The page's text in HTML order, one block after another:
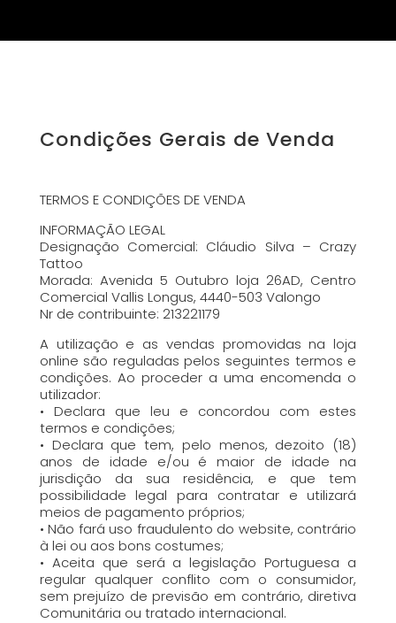
Condições Gerais de Venda
TERMOS E CONDIÇÕES DE VENDA
INFORMAÇÃO LEGAL
Designação Comercial: Cláudio Silva – Crazy
Tattoo
Morada: Avenida 5 Outubro loja 26AD, Centro
Comercial Vallis Longus, 4440-503 Valongo
Nr de contribuinte: 213221179
A utilização e as vendas promovidas na loja
online são reguladas pelos seguintes termos e
condições. Ao proceder a uma encomenda o
utilizador:
• Declara que leu e concordou com estes
termos e condições;
• Declara que tem, pelo menos, dezoito (18)
anos de idade e/ou é maior de idade na
jurisdição da sua residência, e que tem
possibilidade legal para contratar e utilizará
meios de pagamento próprios;
• Não fará uso fraudulento do website, contrário
à lei ou aos bons costumes;
• Aceita que será a legislação Portuguesa a
regular qualquer conflito com o consumidor,
sem prejuízo de previsão em contrário, diretiva
Comunitária ou tratado internacional.